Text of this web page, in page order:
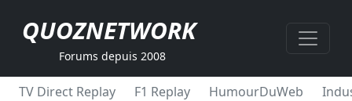
QUOZNETWORK
Forums depuis 2008
TV Direct Replay F1 Replay HumourDuWeb